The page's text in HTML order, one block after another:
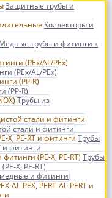
Защитные трубы и
Коллекторы и
Медные трубы и фитинги к
(PEx/AL/PEx)
(PP-R)
Трубы из
стали и фитинги
Трубы
и фитинги
Трубы
X, PE-RT)
и фитинги